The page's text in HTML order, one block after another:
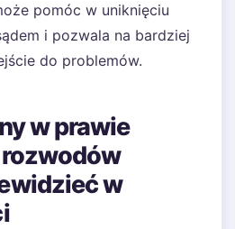
pomóc w uniknięciu
i pozwala na bardziej
do problemów.
w prawie
w